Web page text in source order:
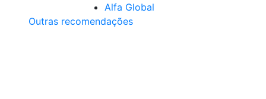
Alfa Global
Outras recomendações